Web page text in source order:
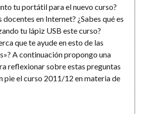
tu portátil para el nuevo curso?
docentes en Internet? ¿Sabes qué es
tu lápiz USB este curso?
que te ayude en esto de las
A continuación propongo una
reflexionar sobre estas preguntas
pie el curso 2011/12 en materia de